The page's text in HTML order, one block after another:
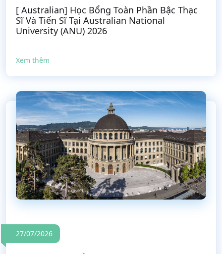
[ Australian] Học Bổng Toàn Phần Bậc Thạc
Sĩ Và Tiến Sĩ Tại Australian National
University (ANU) 2026
Xem thêm
27/07/2026